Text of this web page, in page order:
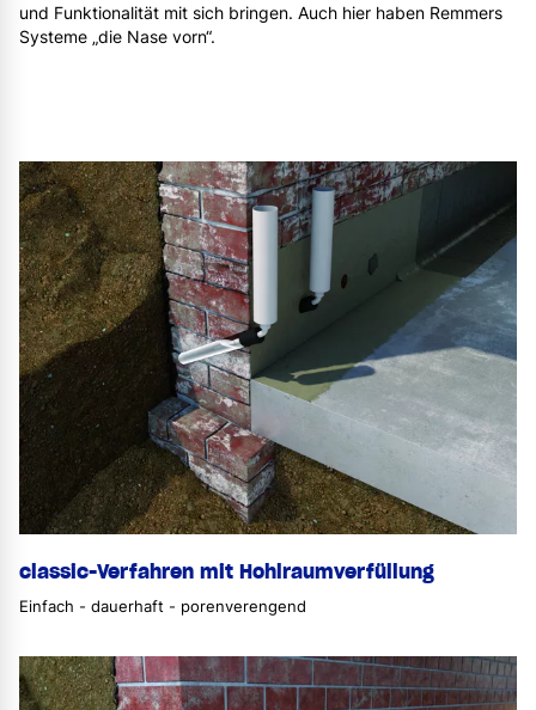
und Funktionalität mit sich bringen. Auch hier haben Remmers
Systeme „die Nase vorn“.
classic-Verfahren mit Hohlraumverfüllung
Einfach - dauerhaft - porenverengend